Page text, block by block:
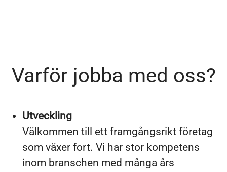
Varför jobba med oss?
Utveckling
Välkommen till ett framgångsrikt företag
som växer fort. Vi har stor kompetens
inom branschen med många års